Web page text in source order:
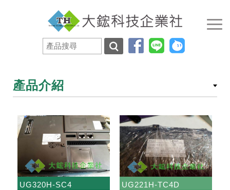
產品介紹
UG320H-SC4 UG221H-TC4D